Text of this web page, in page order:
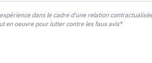
dans le cadre d'une relation
en oeuvre pour lutter contre les faux avis*